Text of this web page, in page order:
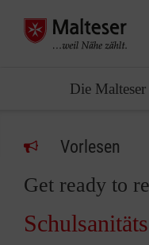
Die
Vorlesen
Get ready to